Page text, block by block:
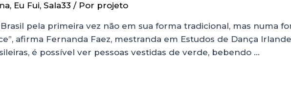
, Eu Fui, Sala33 / Por projeto
pela primeira vez não em sua forma tradicional, mas numa
afirma Fernanda Faez, mestranda em Estudos de Dança
é possível ver pessoas vestidas de verde, bebendo …